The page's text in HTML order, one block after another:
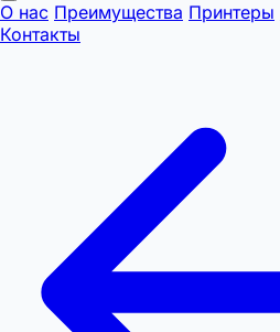
О нас Преимущества Принтеры
Контакты